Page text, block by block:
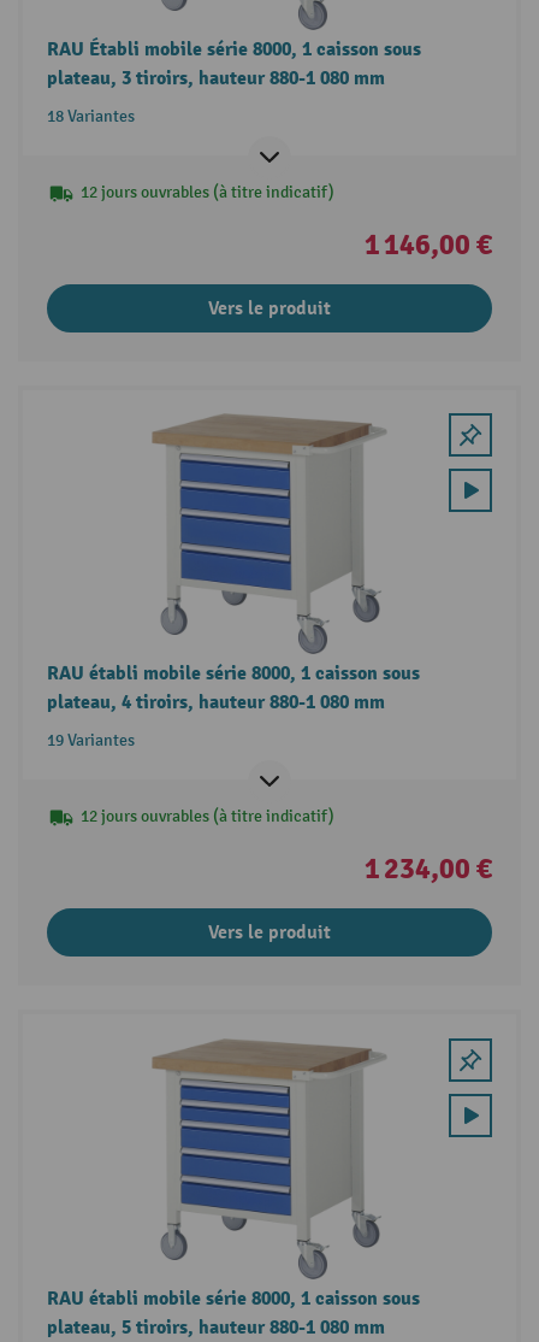
RAU Établi mobile série 8000, 1 caisson sous
plateau, 3 tiroirs, hauteur 880-1 080 mm
18 Variantes
12 jours ouvrables (à titre indicatif)
1 146,00 €
Vers le produit
RAU établi mobile série 8000, 1 caisson sous
plateau, 4 tiroirs, hauteur 880-1 080 mm
19 Variantes
12 jours ouvrables (à titre indicatif)
1 234,00 €
Vers le produit
RAU établi mobile série 8000, 1 caisson sous
plateau, 5 tiroirs, hauteur 880-1 080 mm